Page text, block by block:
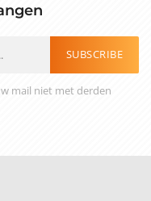
SUBSCRIBE
mail niet met derden